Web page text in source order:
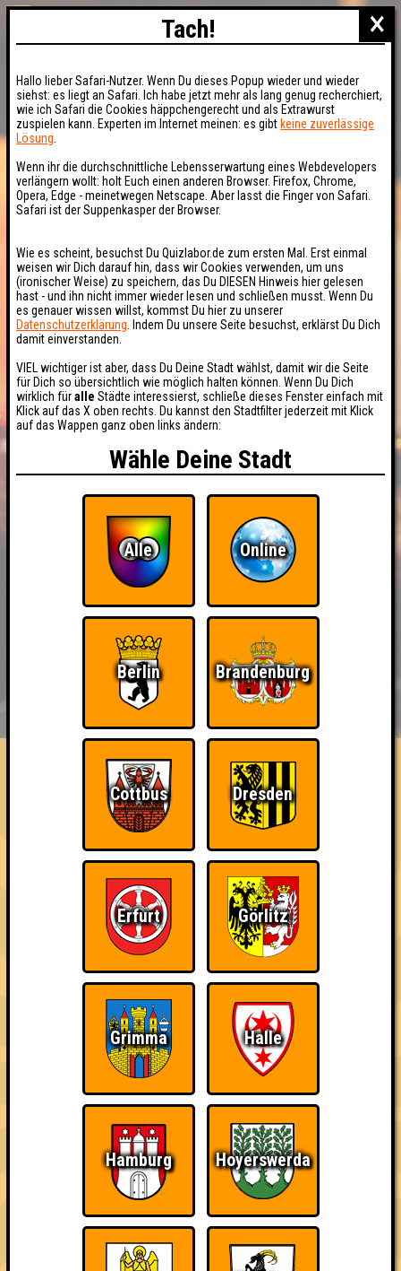
HIGHSCORE RESERVIERUNG
FAQ ÜBER UNS
Kompetenzkomitee
Errungenschaften
Kleiner Hinweis: bei uns sind Teams, die in einem Stechen
verlieren, trotzdem auf dem 1. Platz - den haben sie sich
schließlich verdient! Entsprechend gibt es für diese auch
Errungenschaften für den 1. Platz.
Teil der Oberschicht
Schon wieder zum
Wiederzehn macht
Quizveteran
Wir sind immer bei
Euch!
Nerven aus Stahl
×
Tach!
Hallo lieber Safari-Nutzer. Wenn Du dieses Popup wieder und wieder
siehst: es liegt an Safari. Ich habe jetzt mehr als lang genug recherchiert,
wie ich Safari die Cookies häppchengerecht und als Extrawurst
zuspielen kann. Experten im Internet meinen: es gibt keine zuverlässige
Lösung
Wenn ihr die durchschnittliche Lebensserwartung eines Webdevelopers
verlängern wollt: holt Euch einen anderen Browser. Firefox, Chrome,
Opera, Edge - meinetwegen Netscape. Aber lasst die Finger von Safari.
Safari ist der Suppenkasper der Browser.
Wie es scheint, besuchst Du Quizlabor.de zum ersten Mal. Erst einmal
weisen wir Dich darauf hin, dass wir Cookies verwenden, um uns
(ironischer Weise) zu speichern, das Du DIESEN Hinweis hier gelesen
hast - und ihn nicht immer wieder lesen und schließen musst. Wenn Du
es genauer wissen willst, kommst Du hier zu unserer
Datenschutzerklärung . Indem Du unsere Seite besuchst, erklärst Du Dich
damit einverstanden.
VIEL wichtiger ist aber, dass Du Deine Stadt wählst, damit wir die Seite
für Dich so übersichtlich wie möglich halten können. Wenn Du Dich
wirklich füralle Städte interessierst, schließe dieses Fenster einfach mit
Klick auf das X oben rechts. Du kannst den Stadtfilter jederzeit mit Klick
auf das Wappen ganz oben links ändern:
Wähle Deine Stadt
Alle Online
Berlin Brandenburg
Cottbus Dresden
Erfurt Görlitz
Grimma Halle
Hamburg Hoyerswerda